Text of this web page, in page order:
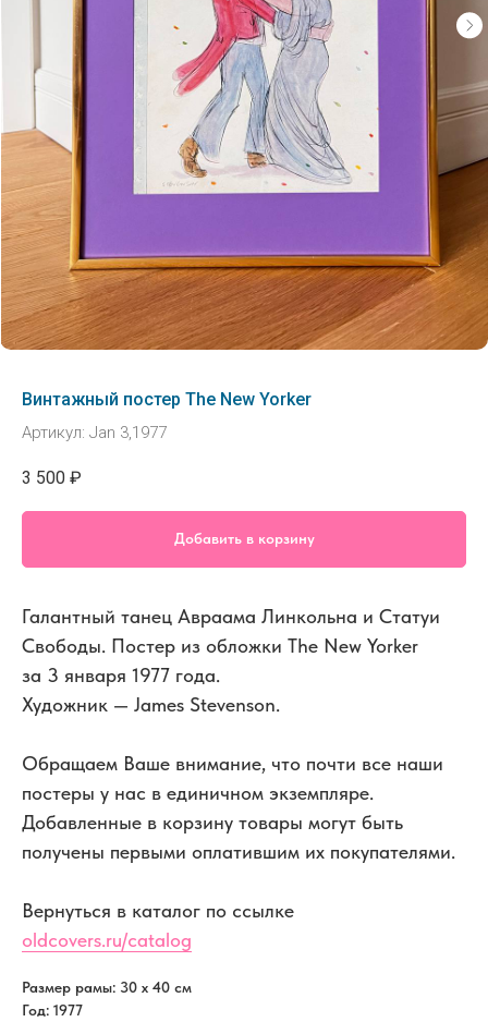
Винтажный постер The New Yorker
Артикул: Jan 3,1977
3 500 ₽
Добавить в корзину
Галантный танец Авраама Линкольна и Статуи
Свободы. Постер из обложки The New Yorker
за 3 января 1977 года.
Художник — James Stevenson.
Обращаем Ваше внимание, что почти все наши
постеры у нас в единичном экземпляре.
Добавленные в корзину товары могут быть
получены первыми оплатившим их покупателями.
Вернуться в каталог по ссылке
oldcovers.ru/catalog
Размер рамы: 30 x 40 см
Год: 1977